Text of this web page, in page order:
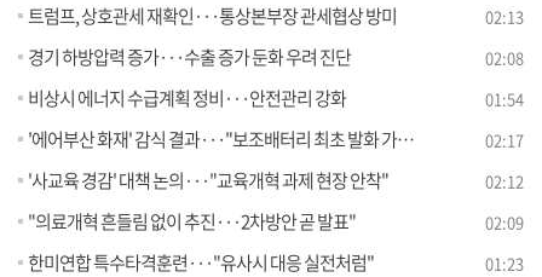
트럼프, 상호관세 재확인···통상본부장 관세협상 방미 02:13
경기 하방압력 증가···수출 증가 둔화 우려 진단 02:08
비상시 에너지 수급계획 정비···안전관리 강화 01:54
'에어부산 화재' 감식 결과···"보조배터리 최초 발화 가능성" 02:17
'사교육 경감' 대책 논의···"교육개혁 과제 현장 안착" 02:12
"의료개혁 흔들림 없이 추진···2차방안 곧 발표" 02:09
한미연합 특수타격훈련···"유사시 대응 실전처럼" 01:23